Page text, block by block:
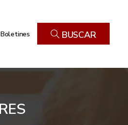
Boletines BUSCAR